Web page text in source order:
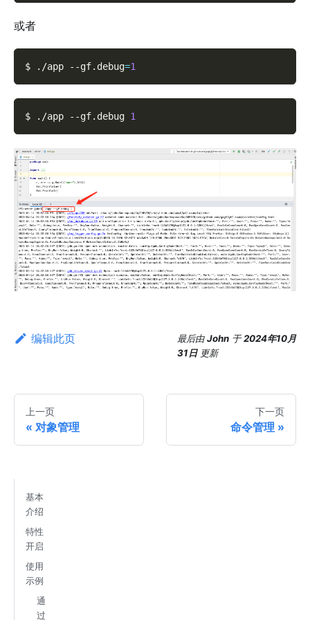
或者
$ ./app --gf.debug=1
$ ./app --gf.debug 1
编辑此页 最后由John 于2024年10月
31日 更新
上一页
对象管理
下一页
命令管理
基本
介绍
特性
开启
使用
示例
通
过